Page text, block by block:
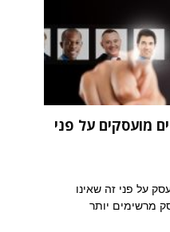
מועסקים על פני
על פני זה שאינו
מרשימים יותר